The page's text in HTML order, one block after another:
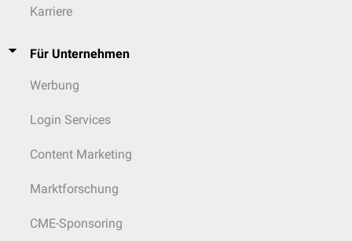
Karriere
Für Unternehmen
Werbung
Login Services
Content Marketing
Marktforschung
CME-Sponsoring